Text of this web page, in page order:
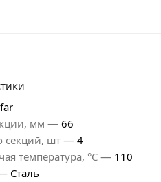
мм — 66
секций, шт — 4
температура, °С — 110
Сталь